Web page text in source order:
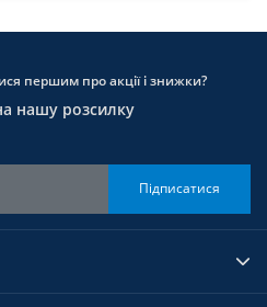
першим про акції і знижки?
нашу розсилку
Підписатися